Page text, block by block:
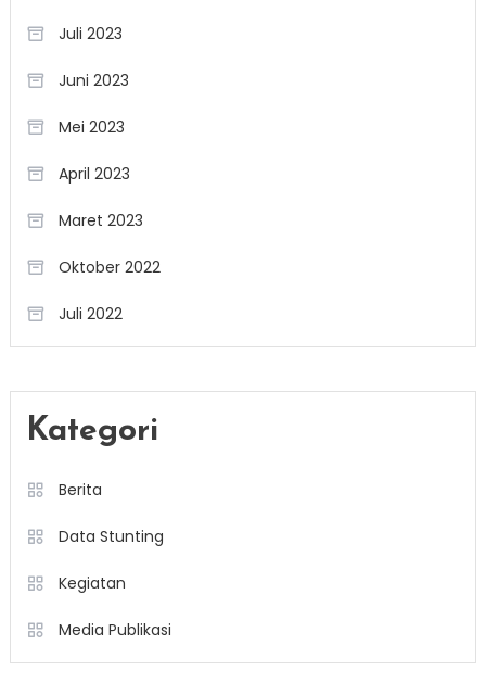
Juli 2023
Juni 2023
Mei 2023
April 2023
Maret 2023
Oktober 2022
Juli 2022
Kategori
Berita
Data Stunting
Kegiatan
Media Publikasi